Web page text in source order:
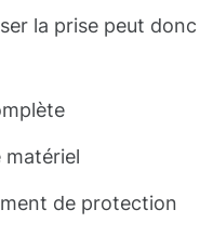
la prise peut
matériel
de protection